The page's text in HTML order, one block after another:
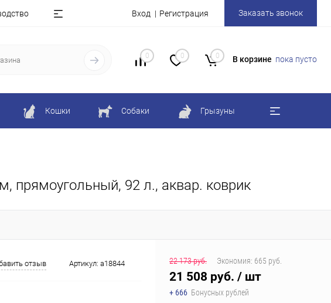
Вход Регистрация Заказать звонок
0 0 0 В корзине пока пусто
Кошки Собаки Грызуны
прямоугольный, 92 л., аквар. коврик
отзыв Артикул: a18844 22 173 руб. Экономия: 665 руб.
21 508 руб. / шт
+ 666 Бонусных рублей